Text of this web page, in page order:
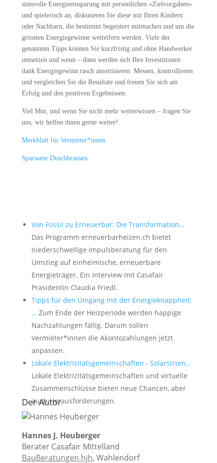
sinnvolle Energieeinsparung mit persönlichen «Zielvorgaben»
und spielerisch an, diskutieren Sie diese mit Ihren Kindern
oder Nachbarn, die bestimmt begeistert mitmachen und um die
grössten Energiegewinne wetteifern werden. Viele der
genannten Tipps können Sie kurzfristig und ohne Handwerker
umsetzen und wenn – dann werden sich Ihre Investitionen
dank Energiegewinn rasch amortisieren. Messen, kontrollieren
und vergleichen Sie die Resultate und freuen Sie sich am
Erfolg und den positiven Ergebnissen.
Viel Mut, und wenn Sie nicht mehr weiterwissen – fragen Sie
uns, wir helfen ihnen gerne weiter!
Merkblatt für Vermieter*innen
Sparsame Duschbrausen
Von Fossil zu Erneuerbar: Die Transformation…
Das Programm erneuerbarheizen.ch bietet
niederschwellige Impulsberatung für den
Umstieg auf einheimische, erneuerbare
Energieträger. Ein Interview mit Casafair
Präsidentin Claudia Friedl.
Tipps für den Umgang mit der Energieknappheit:
… Zum Ende der Heizperiode werden happige
Nachzahlungen fällig. Darum sollen
Vermieter*innen die Akontozahlungen jetzt
anpassen.
Lokale Elektrizitätsgemeinschaften - Solarstrom…
Lokale Elektrizitätsgemeinschaften und virtuelle
Zusammenschlüsse bieten neue Chancen, aber
auch Herausforderungen.
Der Autor
Hannes J. Heuberger
Berater Casafair Mittelland
BauBeratungen hjh, Wahlendorf